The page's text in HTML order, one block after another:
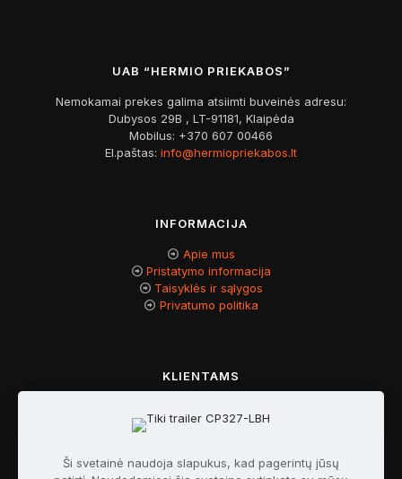
UAB “HERMIO PRIEKABOS”
Nemokamai prekes galima atsiimti buveinės adresu:
Dubysos 29B , LT-91181, Klaipėda
Mobilus: +370 607 00466
El.paštas: info@hermiopriekabos.lt
INFORMACIJA
Apie mus
Pristatymo informacija
Taisyklės ir sąlygos
Privatumo politika
KLIENTAMS
Mano paskyra
Ši svetainė naudoja slapukus, kad pagerintų jūsų